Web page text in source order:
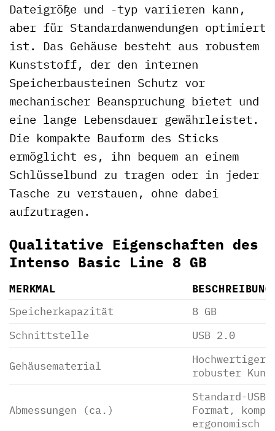
Dateigröße und -typ variieren kann,
aber für Standardanwendungen optimiert
ist. Das Gehäuse besteht aus robustem
Kunststoff, der den internen
Speicherbausteinen Schutz vor
mechanischer Beanspruchung bietet und
eine lange Lebensdauer gewährleistet.
Die kompakte Bauform des Sticks
ermöglicht es, ihn bequem an einem
Schlüsselbund zu tragen oder in jeder
Tasche zu verstauen, ohne dabei
aufzutragen.
Qualitative Eigenschaften des
Intenso Basic Line 8 GB
MERKMAL
BESCHREIBUNG
Speicherkapazität
8 GB
Schnittstelle
USB 2.0
Gehäusematerial
Hochwertiger,
robuster
Abmessungen (ca.)
Standard-
Format,
ergonomisch